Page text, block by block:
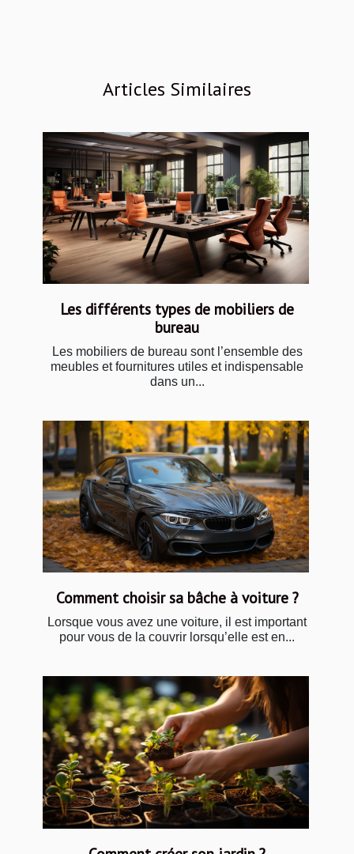
Articles Similaires
Les différents types de mobiliers de
bureau
Les mobiliers de bureau sont l’ensemble des
meubles et fournitures utiles et indispensable
dans un...
Comment choisir sa bâche à voiture ?
Lorsque vous avez une voiture, il est important
pour vous de la couvrir lorsqu’elle est en...